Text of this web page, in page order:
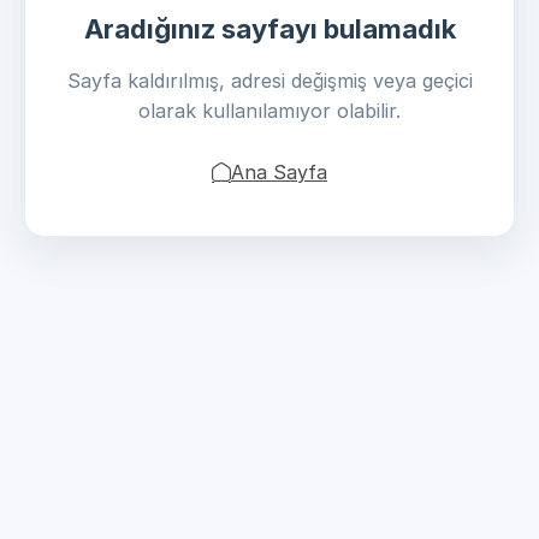
Aradığınız sayfayı bulamadık
Sayfa kaldırılmış, adresi değişmiş veya geçici
olarak kullanılamıyor olabilir.
Ana Sayfa